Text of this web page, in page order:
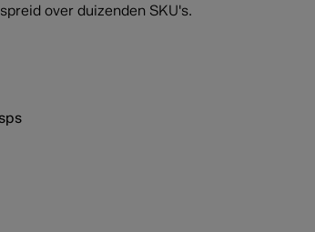
over duizenden SKU's.